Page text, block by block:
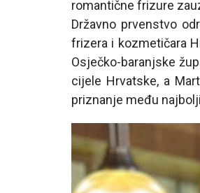
romantične frizure
Državno prvenstvo
frizera i kozmetičara
Osječko-baranjske
cijele Hrvatske, a
priznanje među